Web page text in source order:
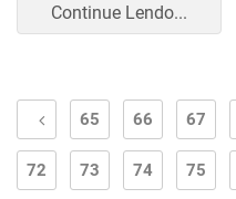
Continue Lendo...
65 66 67
72 73 74 75